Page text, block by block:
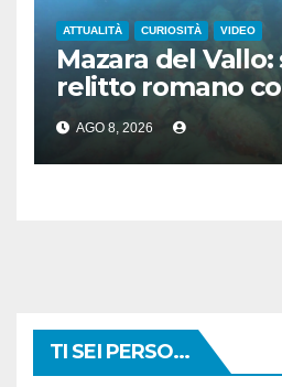
ATTUALITÀ CURIOSITÀ VIDEO
Mazara del
relitto romano
di anfore
AGO 8, 2026
TI SEI PERSO...